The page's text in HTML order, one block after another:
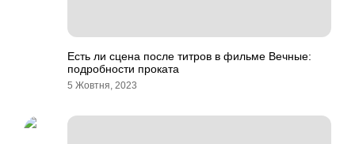
Есть ли сцена после титров в фильме Вечные:
подробности проката
5 Жовтня, 2023